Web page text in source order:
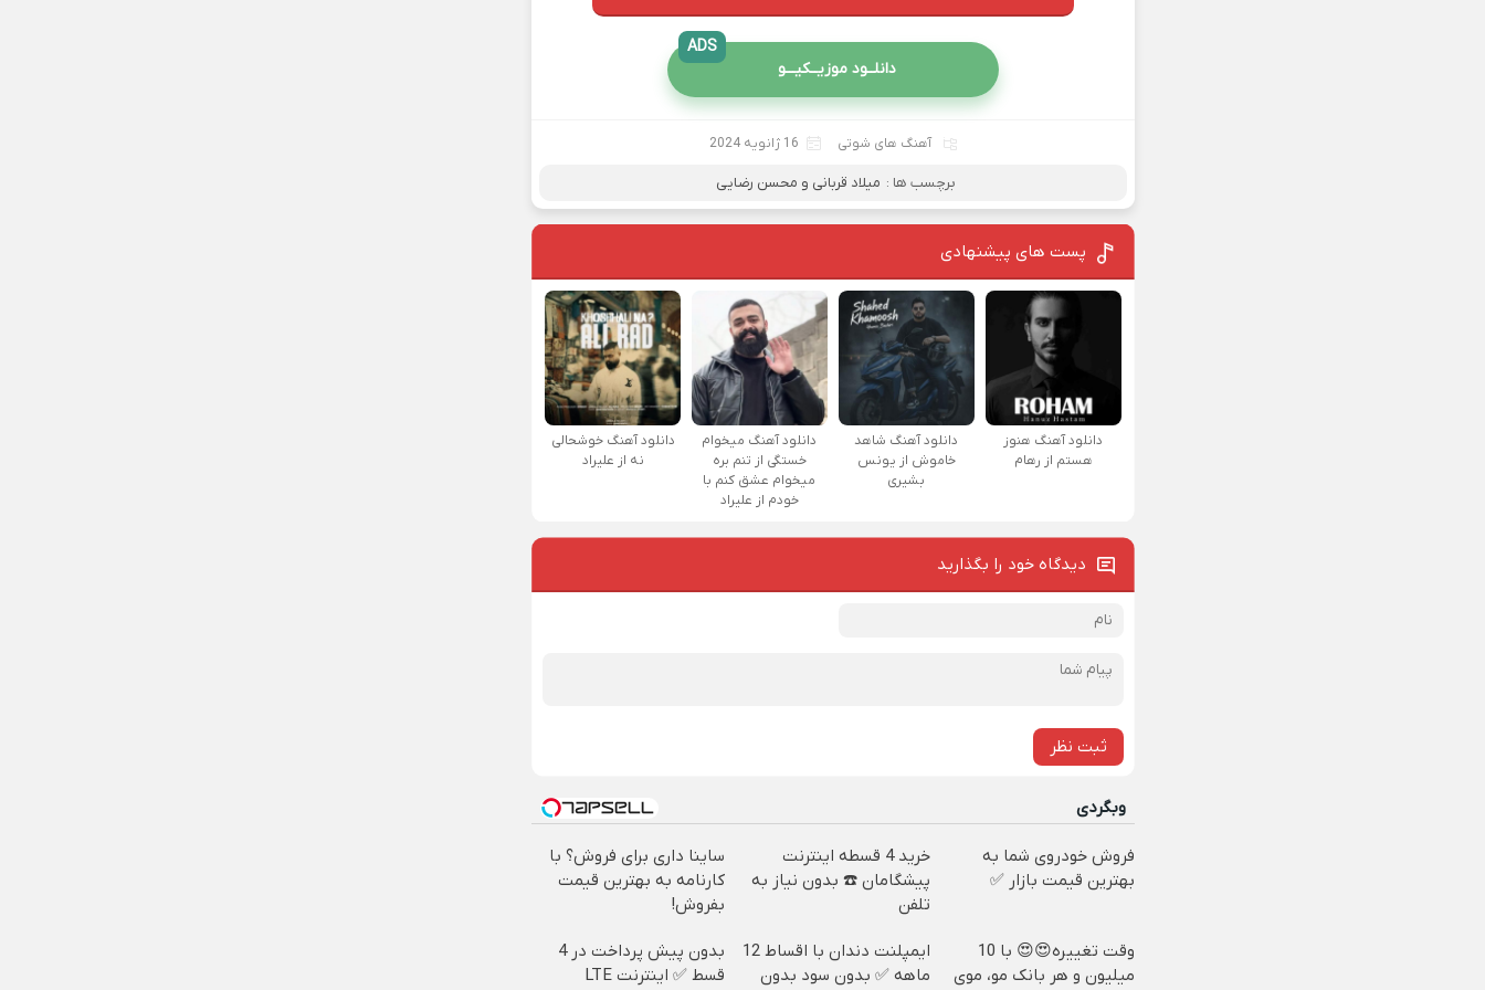
دانلــود موزیــکیـــو
ADS
آهنگ های شوتی 16 ژانویه 2024
برچسب ها : میلاد قربانی و محسن رضایی
پست های پیشنهادی
دانلود آهنگ هنوز
هستم از رهام
دانلود آهنگ شاهد
خاموش از یونس
بشیری
دانلود آهنگ میخوام
خستگی از تنم بره
میخوام عشق کنم با
خودم از علیراد
دانلود آهنگ خوشحالی
نه از علیراد
دیدگاه خود را بگذارید
ثبت نظر
وبگردی
فروش خودروی شما به
بهترین قیمت بازار ✅
خرید 4 قسطه اینترنت
پیشگامان ☎️ بدون نیاز به
تلفن
ساینا داری برای فروش؟ با
کارنامه به بهترین قیمت
بفروش!
وقت تغییره😍😍 با 10
میلیون و هر بانک مو، موی
ایمپلنت دندان با اقساط 12
ماهه ✅ بدون سود بدون
بدون پیش پرداخت در 4
قسط ✅ اینترنت LTE